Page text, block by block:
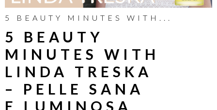
5 BEAUTY MINUTES WITH...
5 BEAUTY
MINUTES WITH
LINDA TRESKA
– PELLE SANA
E LUMINOSA